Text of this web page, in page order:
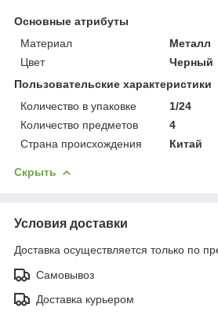
Основные атрибуты
Материал
Металл
Цвет
Черный
Пользовательские характеристики
Количество в упаковке
1/24
Количество предметов
4
Страна происхождения
Китай
Скрыть
Условия доставки
Доставка осуществляется только по
Самовывоз
Доставка курьером